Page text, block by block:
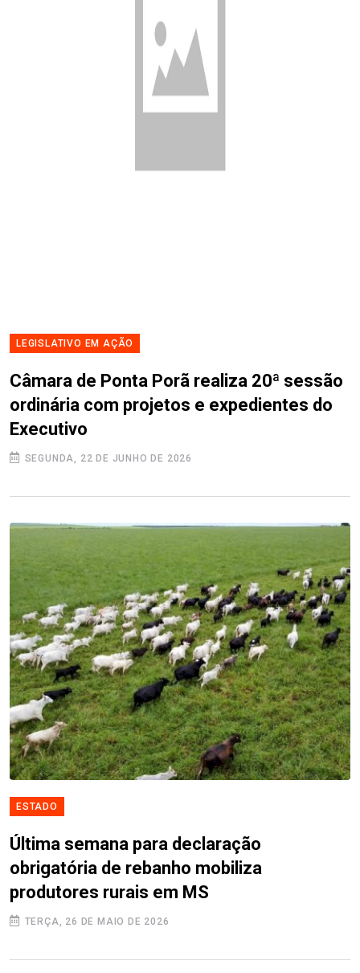
LEGISLATIVO EM AÇÃO
Câmara de Ponta Porã realiza 20ª sessão
ordinária com projetos e expedientes do
Executivo
SEGUNDA, 22 DE JUNHO DE 2026
ESTADO
Última semana para declaração
obrigatória de rebanho mobiliza
produtores rurais em MS
TERÇA, 26 DE MAIO DE 2026